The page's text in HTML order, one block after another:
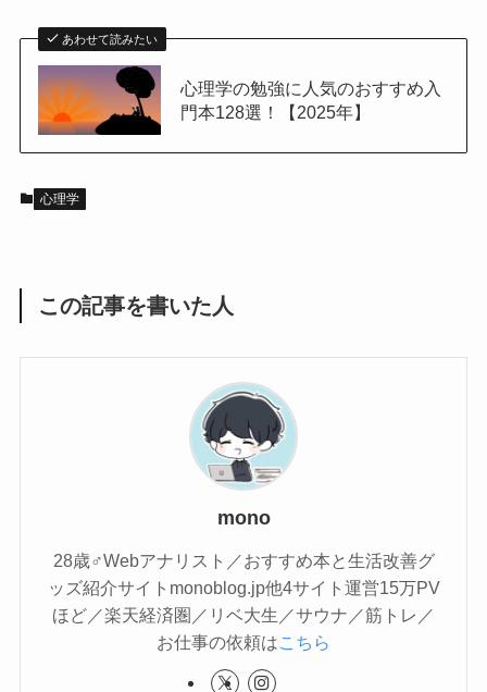
あわせて読みたい
心理学の勉強に人気のおすすめ入
門本128選！【2025年】
心理学
この記事を書いた人
mono
28歳♂Webアナリスト／おすすめ本と生活改善グ
ッズ紹介サイトmonoblog.jp他4サイト運営15万PV
ほど／楽天経済圏／リベ大生／サウナ／筋トレ／
お仕事の依頼はこちら